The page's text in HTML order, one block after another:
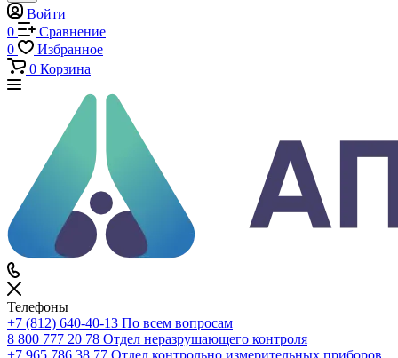
Каталог
По всему сайту
По каталогу
0
Сравнение
0
Избранное